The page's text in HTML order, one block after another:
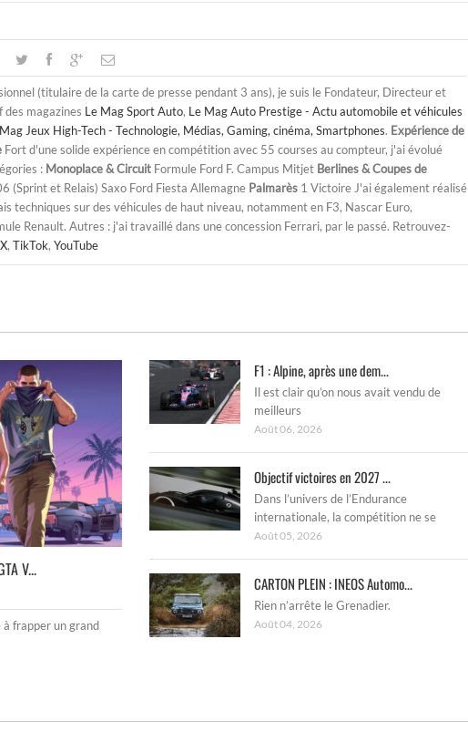
(titulaire de la carte de presse pendant 3 ans), je suis le Fondateur, Directeur et
des magazines Le Mag Sport Auto, Le Mag Auto Prestige - Actu automobile et véhicules
Jeux High-Tech - Technologie, Médias, Gaming, cinéma, Smartphones. Expérience de
Fort d'une solide expérience en compétition avec 55 courses au compteur, j'ai évolué
: Monoplace & Circuit Formule Ford F. Campus Mitjet Berlines & Coupes de
(Sprint et Relais) Saxo Ford Fiesta Allemagne Palmarès 1 Victoire J'ai également réalisé
techniques sur des véhicules de haut niveau, notamment en F3, Nascar Euro,
Renault. Autres : j'ai travaillé dans une concession Ferrari, par le passé. Retrouvez-
X, TikTok, YouTube
V...
à frapper un grand
F1 : Alpine, après une dem...
Il est clair qu’on nous avait vendu de
meilleurs
Août 06, 2026
Objectif victoires en 2027 ...
Dans l’univers de l’Endurance
internationale, la compétition ne se
Août 05, 2026
CARTON PLEIN : INEOS Automo...
Rien n’arrête le Grenadier.
Août 04, 2026